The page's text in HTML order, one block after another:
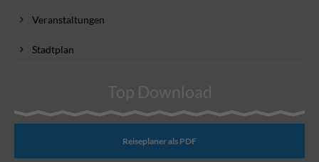
Veranstaltungen
Stadtplan
Top Download
Reiseplaner als PDF